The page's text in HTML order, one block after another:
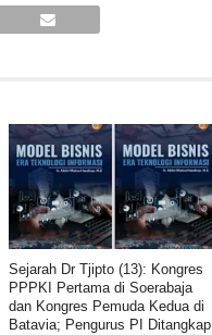
Sejarah Dr Tjipto (13): Kongres
PPPKI Pertama di Soerabaja
dan Kongres Pemuda Kedua di
Batavia; Pengurus PI Ditangkap